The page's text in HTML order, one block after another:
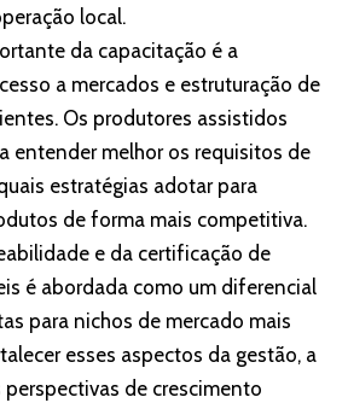
local.
da capacitação é a
a mercados e estruturação de
Os produtores assistidos
entender melhor os requisitos de
estratégias adotar para
de forma mais competitiva.
e da certificação de
é abordada como um diferencial
para nichos de mercado mais
esses aspectos da gestão, a
de crescimento